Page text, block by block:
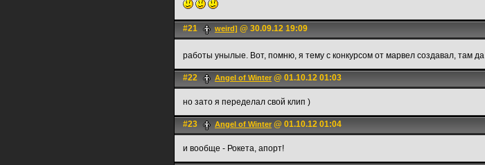
#21 weird] @ 30.09.12 19:09
работы унылые. Вот, помню, я тему с конкурсом от марвел создавал, там да
#22 Angel of Winter @ 01.10.12 01:03
но зато я переделал свой клип )
#23 Angel of Winter @ 01.10.12 01:04
и вообще - Рокета, апорт!